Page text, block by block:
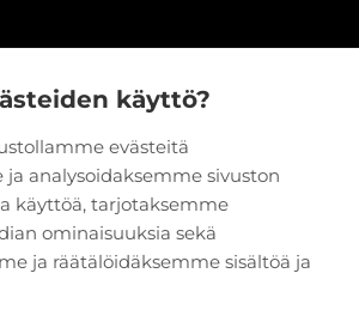
käyttö?
evästeitä
analysoidaksemme sivuston
käyttöä, tarjotaksemme
ominaisuuksia sekä
ja räätälöidäksemme sisältöä ja